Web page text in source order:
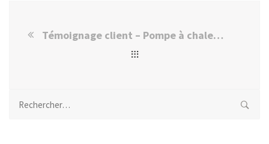
Témoignage client – Pompe à chaleur Daikin installée à Maisons-Alfort
Rechercher :